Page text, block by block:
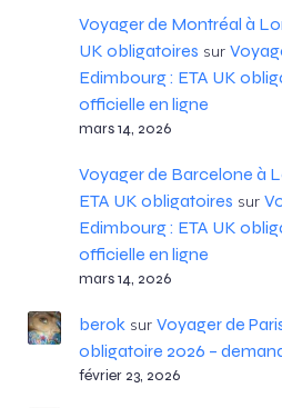
Voyager de Montréal à
UK obligatoires sur
Edimbourg : ETA UK
officielle en ligne
mars 14, 2026
Voyager de Barcelone à
ETA UK obligatoires sur
Edimbourg : ETA UK
officielle en ligne
mars 14, 2026
beroksur Voyager de
obligatoire 2026 –
février 23, 2026